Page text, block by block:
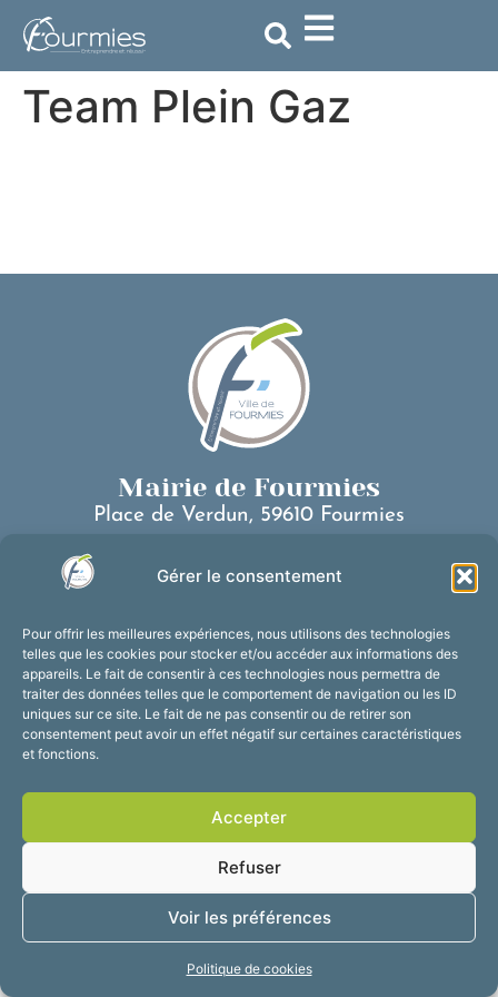
Gérer le consentement
Pour offrir les meilleures expériences, nous utilisons des technologies
telles que les cookies pour stocker et/ou accéder aux informations des
appareils. Le fait de consentir à ces technologies nous permettra de
traiter des données telles que le comportement de navigation ou les ID
uniques sur ce site. Le fait de ne pas consentir ou de retirer son
consentement peut avoir un effet négatif sur certaines caractéristiques
et fonctions.
Accepter
Refuser
Voir les préférences
Politique de cookies
principal
Team Plein Gaz
Mairie de Fourmies
Place de Verdun, 59610 Fourmies
Nous contacter
Du lundi au vendredi :
de 8h30 à 12h et de 13h30 à 17h30
Suivez-nous !
Mentions légales
Plan du site
Confidentialité
2025 © Propulsé par
Utopia